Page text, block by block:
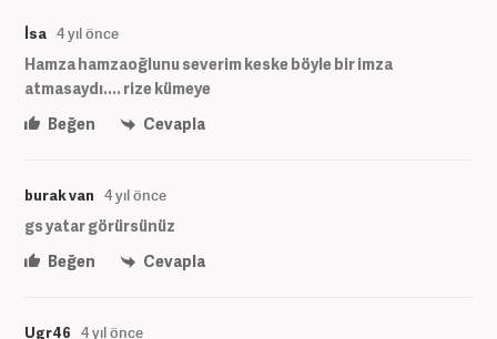
İsa 4 yıl önce
Hamza hamzaoğlunu severim keske böyle bir imza
atmasaydı.... rize kümeye
Beğen
Cevapla
burak van 4 yıl önce
gs yatar görürsünüz
Beğen
Cevapla
Ugr46 4 yıl önce